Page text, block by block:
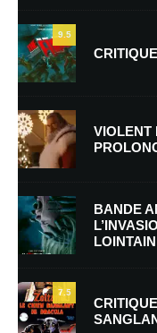
Nom*
E-mail *
Enregistrer mon nom,
mon prochain commentaire.
9.5
VIOLENT
BANDE
7.5